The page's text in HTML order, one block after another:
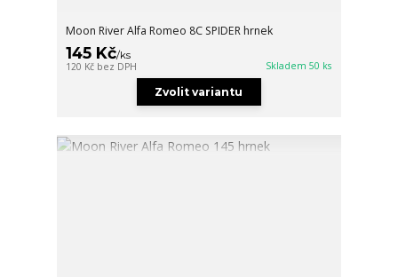
Moon River Alfa Romeo 8C SPIDER hrnek
145 Kč/ks
120 Kč bez DPH Skladem 50 ks
Zvolit variantu